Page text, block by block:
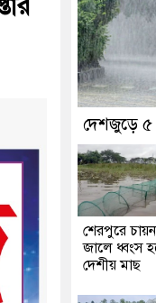
দেশজুড়ে ৫
শেরপুরে
জালে ধ্বংস
দেশীয় মাছ